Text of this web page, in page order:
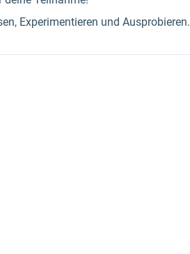
Experimentieren und Ausprobieren.